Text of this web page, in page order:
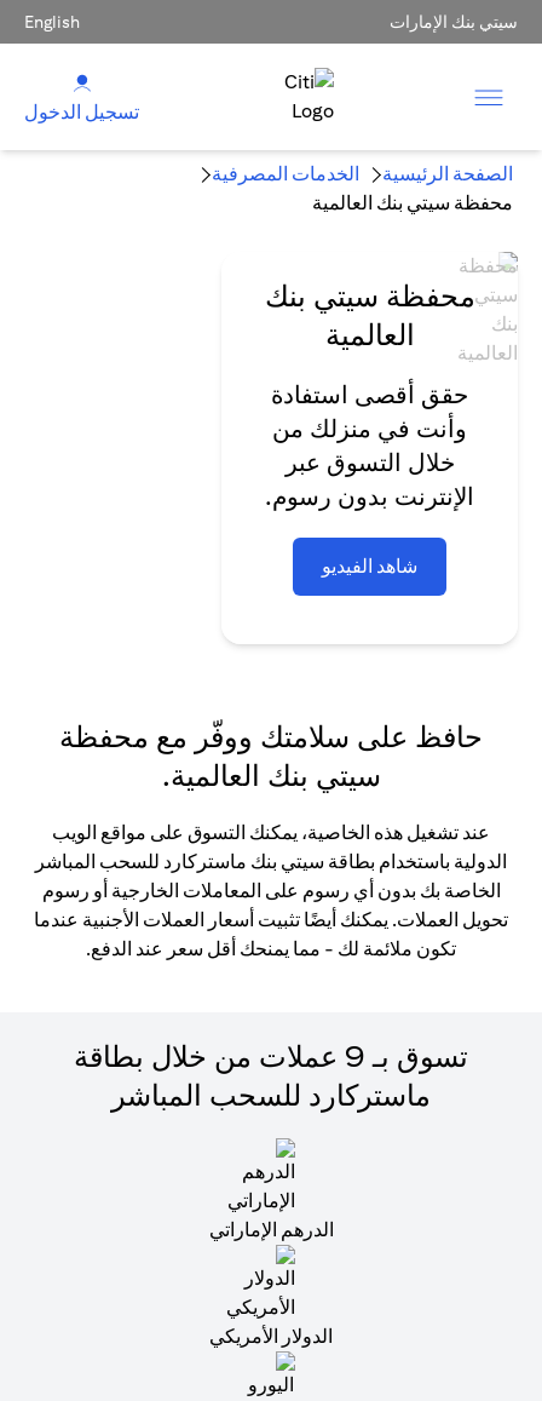
سيتي بنك الإمارات English
تسجيل الدخول
الصفحة الرئيسية
الخدمات المصرفية
محفظة سيتي بنك العالمية
محفظة سيتي بنك
العالمية
حقق أقصى استفادة
وأنت في منزلك من
خلال التسوق عبر
الإنترنت بدون رسوم.
شاهد الفيديو
حافظ على سلامتك ووفّر مع محفظة
سيتي بنك العالمية.
عند تشغيل هذه الخاصية، يمكنك التسوق على مواقع الويب
الدولية باستخدام بطاقة سيتي بنك ماستركارد للسحب المباشر
الخاصة بك بدون أي رسوم على المعاملات الخارجية أو رسوم
تحويل العملات. يمكنك أيضًا تثبيت أسعار العملات الأجنبية عندما
تكون ملائمة لك - مما يمنحك أقل سعر عند الدفع.
تسوق بـ 9 عملات من خلال بطاقة
ماستركارد للسحب المباشر
الدرهم الإماراتي
الدولار الأمريكي